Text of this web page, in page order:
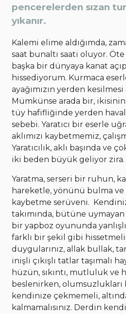
pencerelerden sızan
yıkanır.
Kalemi elime aldığımda,
saat bunaltı saati oluyor.
başka bir dünyaya kanat açıp
hissediyorum. Kurmaca
ayağımızın yerden
Mümkünse arada bir,
tüy hafifliğinde yerden
sebebi. Yaratıcı bir eserle
aklımızı kaybetmemiz,
Yaratıcılık, aklı başında ve
iki beden büyük geliyor zira.
Yaratma, serseri bir ruhun,
hareketle, yönünü bulma
kaybetme serüveni.
takımında, bütüne
bir yapboz oyununda
farklı bir şekil gibi
duygularınız, allak bullak,
inişli çıkışlı tatlar taşımalı
hüzün, sıkıntı, mutluluk ve
beslenirken, olumsuzlukları
kendinize çekmemeli,
kalmamalısınız. Derdin